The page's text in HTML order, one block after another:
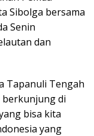
Sibolga bersama
Senin
dan
Tapanuli Tengah
berkunjung di
bisa kita
yang